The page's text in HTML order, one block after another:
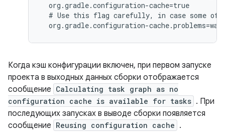
  org.gradle.configuration-cache=true
# Use this flag carefully, in case some of
org.gradle.configuration-
Когда кэш конфигурации включен, при первом запуске
проекта в выходных данных сборки отображается
сообщение Calculating task graph as no
configuration cache is available for tasks . При
последующих запусках в выводе сборки появляется
сообщение Reusing configuration cache .